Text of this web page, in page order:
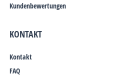
Kundenbewertungen
KONTAKT
Kontakt
FAQ